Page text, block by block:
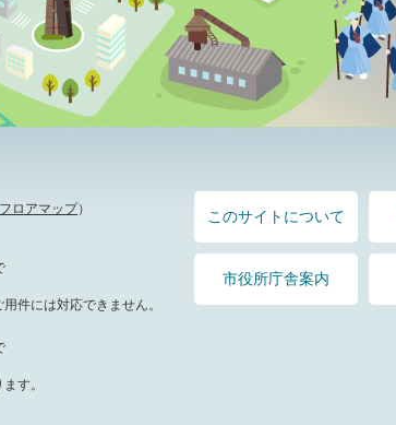
フロアマップ）
件には対応できません。
す。
このサイトについて
市役所庁舎案内